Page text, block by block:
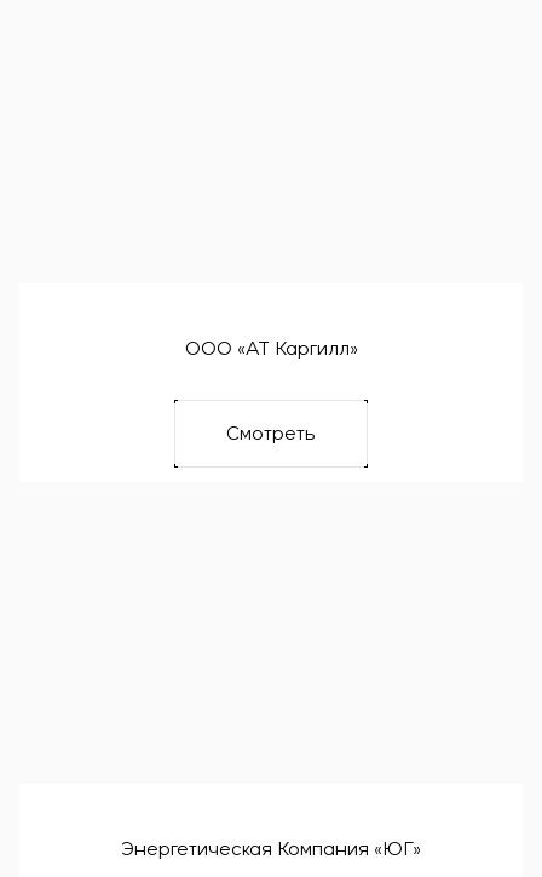
ООО «АТ Каргилл»
Смотреть
Энергетическая Компания «ЮГ»